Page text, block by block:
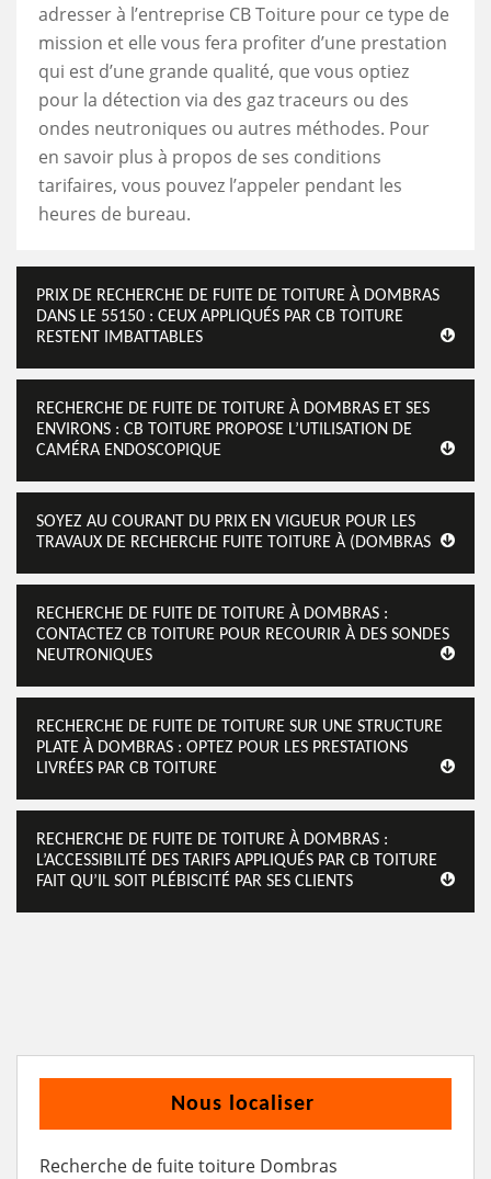
adresser à l’entreprise CB Toiture pour ce type de
mission et elle vous fera profiter d’une prestation
qui est d’une grande qualité, que vous optiez
pour la détection via des gaz traceurs ou des
ondes neutroniques ou autres méthodes. Pour
en savoir plus à propos de ses conditions
tarifaires, vous pouvez l’appeler pendant les
heures de bureau.
PRIX DE RECHERCHE DE FUITE DE TOITURE À DOMBRAS
DANS LE 55150 : CEUX APPLIQUÉS PAR CB TOITURE
RESTENT IMBATTABLES
RECHERCHE DE FUITE DE TOITURE À DOMBRAS ET SES
ENVIRONS : CB TOITURE PROPOSE L’UTILISATION DE
CAMÉRA ENDOSCOPIQUE
SOYEZ AU COURANT DU PRIX EN VIGUEUR POUR LES
TRAVAUX DE RECHERCHE FUITE TOITURE À (DOMBRAS
RECHERCHE DE FUITE DE TOITURE À DOMBRAS :
CONTACTEZ CB TOITURE POUR RECOURIR À DES SONDES
NEUTRONIQUES
RECHERCHE DE FUITE DE TOITURE SUR UNE STRUCTURE
PLATE À DOMBRAS : OPTEZ POUR LES PRESTATIONS
LIVRÉES PAR CB TOITURE
RECHERCHE DE FUITE DE TOITURE À DOMBRAS :
L’ACCESSIBILITÉ DES TARIFS APPLIQUÉS PAR CB TOITURE
FAIT QU’IL SOIT PLÉBISCITÉ PAR SES CLIENTS
Nous localiser
Recherche de fuite toiture Dombras